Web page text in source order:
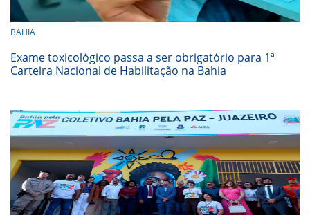
BAHIA
Exame toxicológico passa a ser obrigatório para 1ª
Carteira Nacional de Habilitação na Bahia